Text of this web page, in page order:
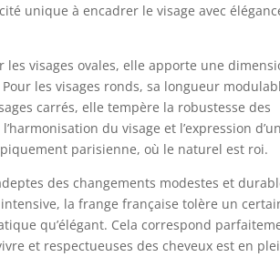
unique à encadrer le visage avec
visages ovales, elle apporte une
les visages ronds, sa longueur
carrés, elle tempère la robustesse des
du visage et l’expression
parisienne, où le naturel est roi.
des changements modestes et
la frange française tolère un
qu’élégant. Cela correspond
et respectueuses des cheveux est en